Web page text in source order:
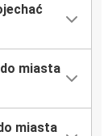
miasta
miasta